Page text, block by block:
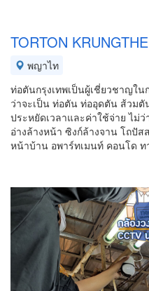
TORTON
พญาไท
ท่อตันกรุงเทพเป็นผู้เชี่ยวชาญใ
ว่าจะเป็น ท่อตัน ท่ออุดตัน ส้วม
ประหยัดเวลาและค่าใช้จ่าย ไม่
อ่างล้างหน้า ซิงก์ล้างจาน โถปั
หน้าบ้าน อพาร์ทเมนท์ คอนโด